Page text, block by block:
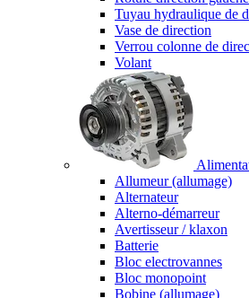
Tuyau hydraulique de
Vase de direction
Verrou colonne de
Volant
Allumeur (allumage)
Alternateur
Alterno-démarreur
Avertisseur / klaxon
Batterie
Bloc electrovannes
Bloc monopoint
Bobine (allumage)